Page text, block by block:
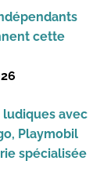
cette
ludiques avec
Playmobil
spécialisée